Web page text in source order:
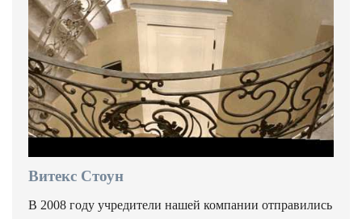
Витекс Стоун
В 2008 году учредители нашей компании отправились